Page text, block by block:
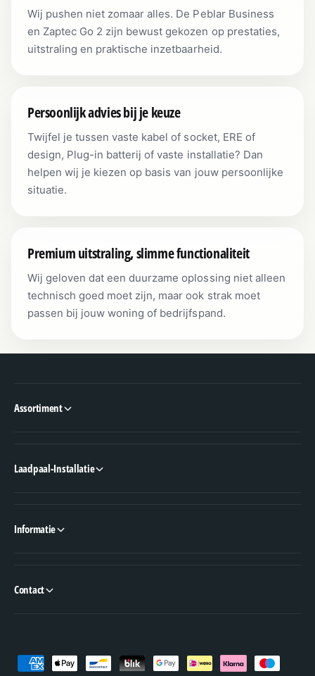
Wij pushen niet zomaar alles. De Peblar Business
en Zaptec Go 2 zijn bewust gekozen op prestaties,
uitstraling en praktische inzetbaarheid.
Persoonlijk advies bij je keuze
Twijfel je tussen vaste kabel of socket, ERE of
design, Plug-in batterij of vaste installatie? Dan
helpen wij je kiezen op basis van jouw persoonlijke
situatie.
Premium uitstraling, slimme functionaliteit
Wij geloven dat een duurzame oplossing niet alleen
technisch goed moet zijn, maar ook strak moet
passen bij jouw woning of bedrijfspand.
Assortiment
Laadpaal-Installatie
Informatie
Contact